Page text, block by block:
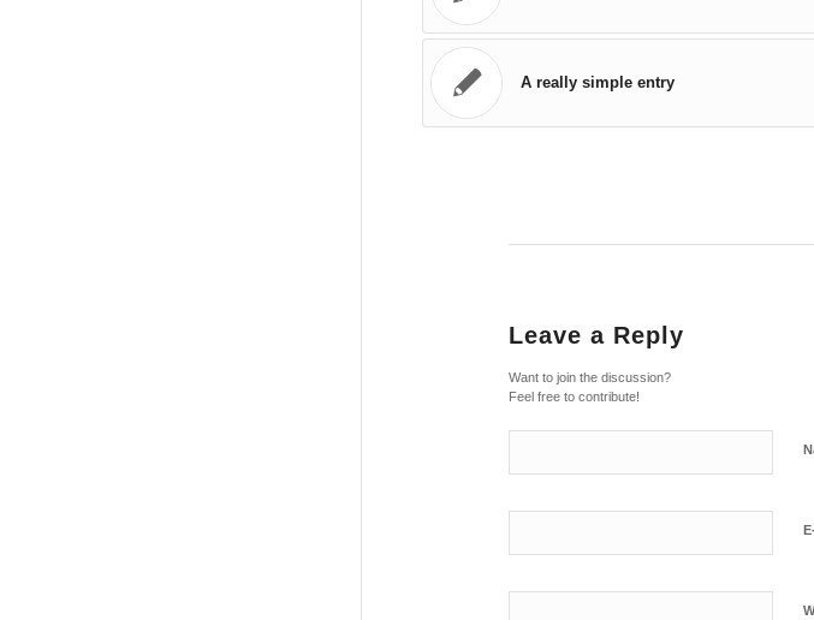
A really simple entry
Leave a Reply
Want to join the discussion?
Feel free to contribute!